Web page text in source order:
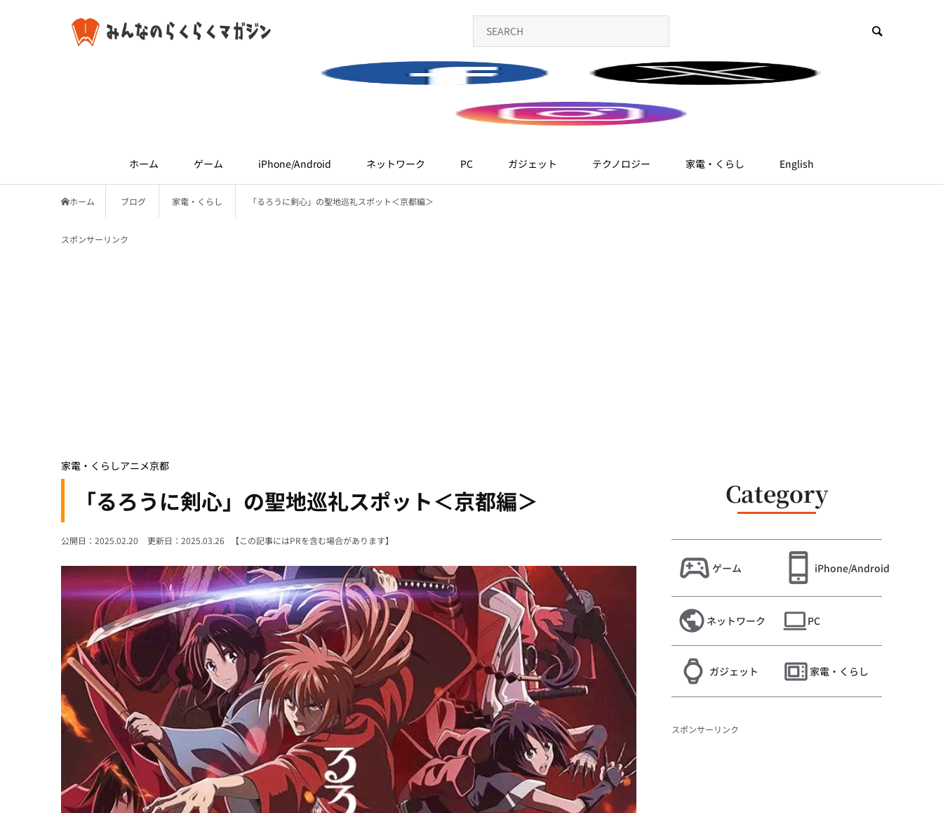
ホーム ゲーム iPhone/Android ネットワーク PC ガジェット テクノロジー 家電・くらし English
ホーム ブログ 家電・くらし 「るろうに剣心」の聖地巡礼スポット＜京都編＞
スポンサーリンク
家電・くらしアニメ京都
「るろうに剣心」の聖地巡礼スポット＜京都編＞
公開日：2025.02.20 更新日：2025.03.26 【この記事にはPRを含む場合があります】
Category
ゲーム iPhone/Android
ネットワーク PC
ガジェット 家電・くらし
スポンサーリンク